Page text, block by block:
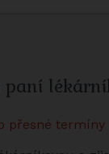
přesné termíny